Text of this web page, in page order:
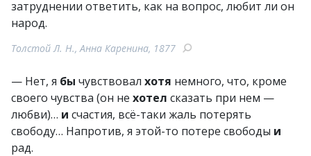
затруднении ответить, как на вопрос, любит ли он
народ.
Толстой Л. Н., Анна Каренина, 1877
— Нет, я бы чувствовал хотя немного, что, кроме
своего чувства (он не хотел сказать при нем —
любви)… и счастия, всё-таки жаль потерять
свободу… Напротив, я этой-то потере свободы и
рад.